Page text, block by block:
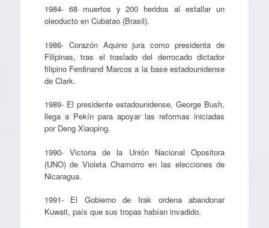
1984- 68 muertos y 200 heridos al estallar un
oleoducto en Cubatao (Brasil).
1986- Corazón Aquino jura como presidenta de
Filipinas, tras el traslado del derrocado dictador
filipino Ferdinand Marcos a la base estadounidense
de Clark.
1989- El presidente estadounidense, George Bush,
llega a Pekín para apoyar las reformas iniciadas
por Deng Xiaoping.
1990- Victoria de la Unión Nacional Opositora
(UNO) de Violeta Chamorro en las elecciones de
Nicaragua.
1991- El Gobierno de Irak ordena abandonar
Kuwait, país que sus tropas habían invadido.